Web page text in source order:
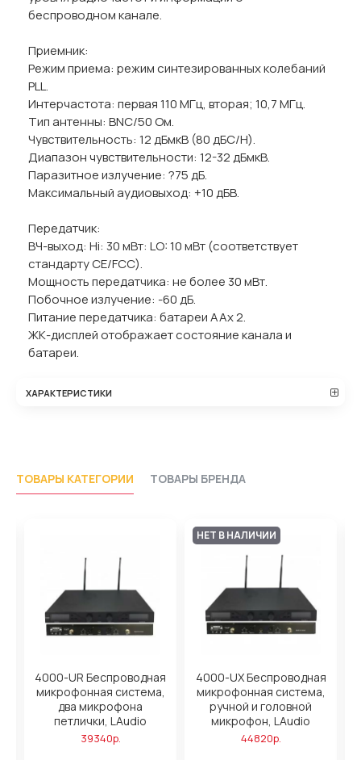
беспроводном канале.
Приемник:
Режим приема: режим синтезированных колебаний
PLL.
Интерчастота: первая 110 МГц, вторая; 10,7 МГц.
Тип антенны: BNC/50 Ом.
Чувствительность: 12 дБмкВ (80 дБС/Н).
Диапазон чувствительности: 12-32 дБмкВ.
Паразитное излучение: ?75 дБ.
Максимальный аудиовыход: +10 дБВ.
Передатчик:
ВЧ-выход: Hi: 30 мВт: LO: 10 мВт (соответствует
стандарту CE/FCC).
Мощность передатчика: не более 30 мВт.
Побочное излучение: -60 дБ.
Питание передатчика: батареи AAх 2.
ЖК-дисплей отображает состояние канала и
батареи.
ХАРАКТЕРИСТИКИ
ТОВАРЫ КАТЕГОРИИ ТОВАРЫ БРЕНДА
4000-UR Беспроводная
микрофонная система,
два микрофона
петлички, LAudio
39340р.
НЕТ В НАЛИЧИИ
4000-UX Беспроводная
микрофонная система,
ручной и головной
микрофон, LAudio
44820р.